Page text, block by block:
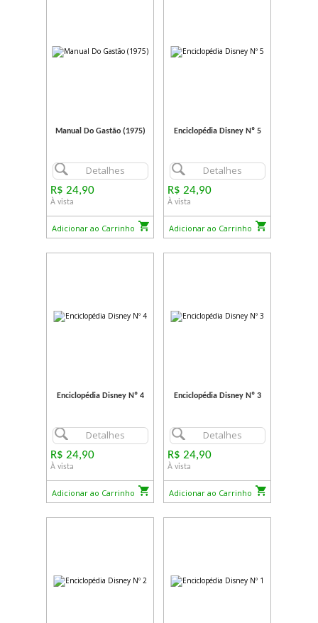
Manual Do Gastão (1975)
Detalhes
R$ 24,90
À vista
Adicionar ao Carrinho
Enciclopédia Disney Nº 5
Detalhes
R$ 24,90
À vista
Adicionar ao Carrinho
Enciclopédia Disney Nº 4
Detalhes
R$ 24,90
À vista
Adicionar ao Carrinho
Enciclopédia Disney Nº 3
Detalhes
R$ 24,90
À vista
Adicionar ao Carrinho